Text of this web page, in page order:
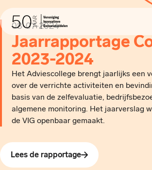
08-07-2024
Jaarrapportage
2023-2024
Het Adviescollege brengt jaarlijks een
over de verrichte activiteiten en
basis van de zelfevaluatie,
algemene monitoring. Het jaarverslag
de VIG openbaar gemaakt.
Lees de rapportage